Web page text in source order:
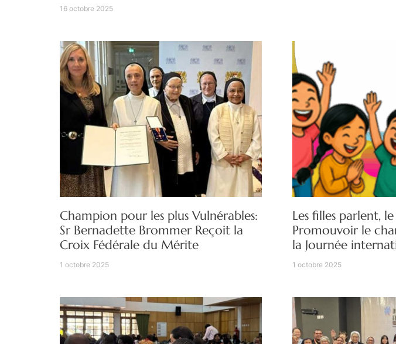
16 octobre 2025
Champion pour les plus Vulnérables:
Sr Bernadette Brommer Reçoit la
Croix Fédérale du Mérite
1 octobre 2025
Les filles parlent,
Promouvoir le
la Journée
1 octobre 2025